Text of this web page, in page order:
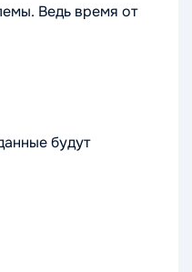
Ведь время от
будут